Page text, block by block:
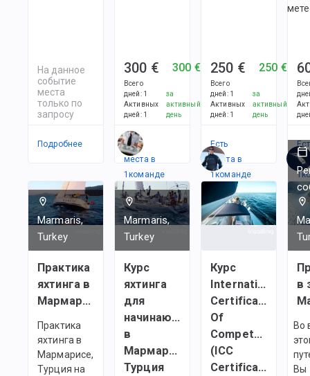
На данное
событие
места
только по
запросу
Подробнее
300 €
Всего
дней: 1
Активных
дней: 1
300 €
за
активный
день
Есть
места в
1командe
250 €
Всего
дней: 1
Активных
дней: 1
250 €
за
активный
день
Есть
места в
1командe
1
Marmaris,
Turkey
Практика
яхтинга в
Мармарисе
Практика
яхтинга в
Мармарисе,
Турция на
Marmaris,
Turkey
Курс
яхтинга
для
начинающих
в
Мармарисе,
Турция
Курс
International
Certificate
Of
Competency
(ICC
Certificate)
в
Во
Вы